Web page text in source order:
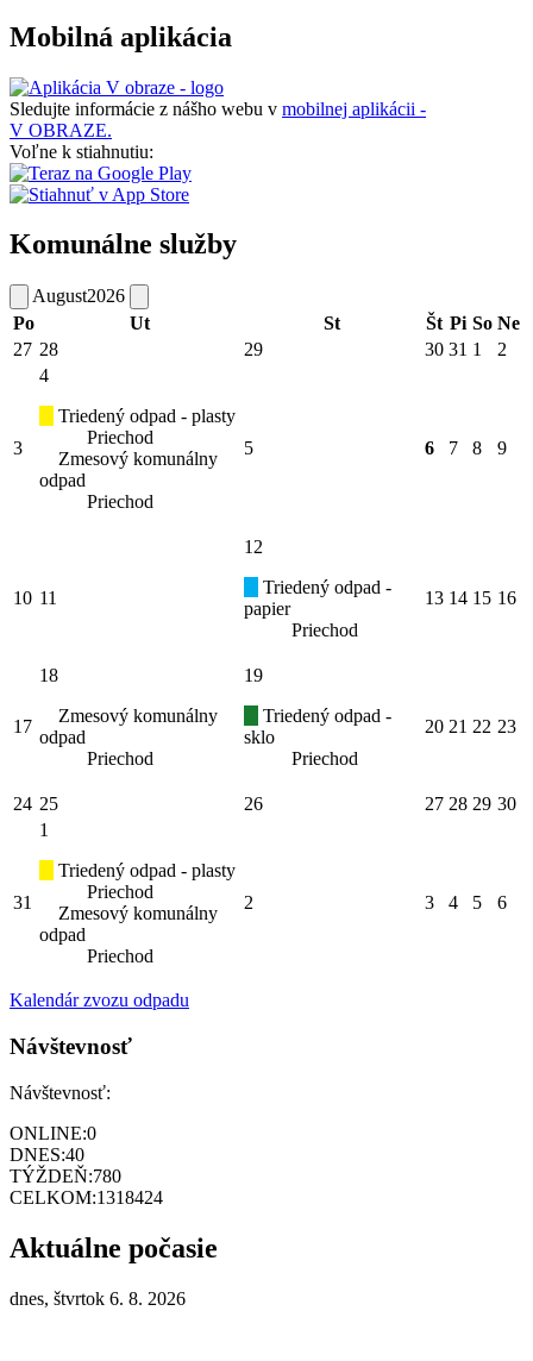
Mobilná aplikácia
Sledujte informácie z nášho webu v mobilnej aplikácii -
V OBRAZE.
Voľne k stiahnutiu:
Komunálne služby
August2026
Po
Ut St Št Pi So Ne
27 28 29 30 31 1 2
3
4
Triedený odpad - plasty
Priechod
Zmesový komunálny
odpad
Priechod
5 6 7 8 9
10 11
12
Triedený odpad -
papier
Priechod
13 14 15 16
17
18
Zmesový komunálny
odpad
Priechod
19
Triedený odpad -
sklo
Priechod
20 21 22 23
24 25 26 27 28 29 30
31
1
Triedený odpad - plasty
Priechod
Zmesový komunálny
odpad
Priechod
2 3 4 5 6
Kalendár zvozu odpadu
Návštevnosť
Návštevnosť:
ONLINE:0
DNES:40
TÝŽDEŇ:780
CELKOM:1318424
Aktuálne počasie
dnes, štvrtok 6. 8. 2026